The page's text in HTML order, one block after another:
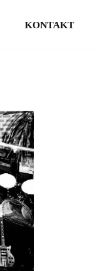
KONTAKT